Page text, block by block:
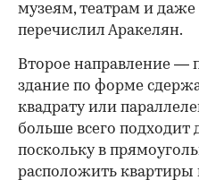
музеям, театрам и
перечислил Аракелян.
Второе направление —
здание по форме
квадрату или
больше всего
поскольку в
расположить